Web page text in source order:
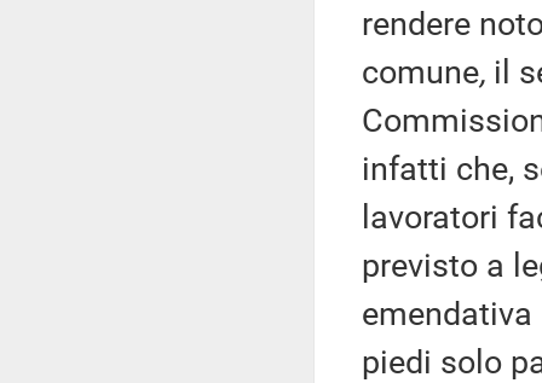
rendere
comune, il
infatti che,
lavoratori
previsto a
piedi solo